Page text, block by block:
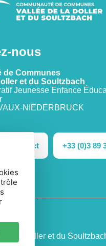
nous
de Communes
et du Soultzbach
Jeunesse Enfance
NIEDERBRUCK
de contact +33 (0)3 89
de la Doller et du